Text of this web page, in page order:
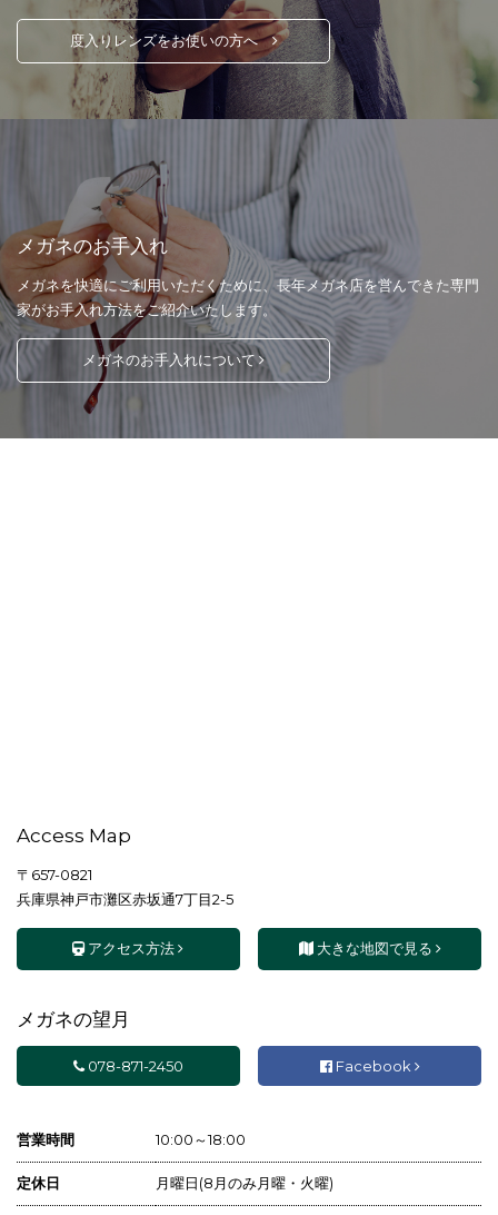
度入りレンズをお使いの方へ
メガネのお手入れ
メガネを快適にご利用いただくために、長年メガネ店を営んできた専門
家がお手入れ方法をご紹介いたします。
メガネのお手入れについて
Access Map
〒657-0821
兵庫県神戸市灘区赤坂通7丁目2-5
アクセス方法 大きな地図で見る
メガネの望月
078-871-2450 Facebook
営業時間 10:00～18:00
定休日 月曜日(8月のみ月曜・火曜)